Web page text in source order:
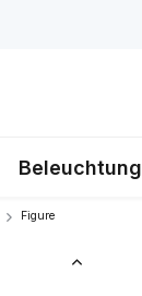
Beleuchtung
Figure